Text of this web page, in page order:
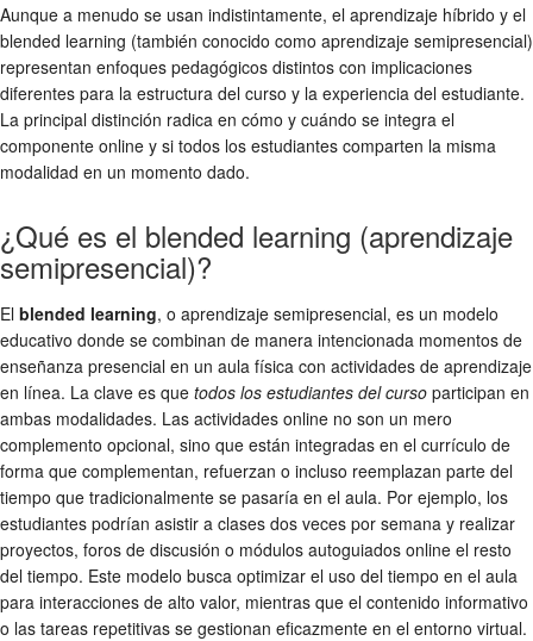
Aunque a menudo se usan indistintamente, el aprendizaje híbrido y el
blended learning (también conocido como aprendizaje semipresencial)
representan enfoques pedagógicos distintos con implicaciones
diferentes para la estructura del curso y la experiencia del estudiante.
La principal distinción radica en cómo y cuándo se integra el
componente online y si todos los estudiantes comparten la misma
modalidad en un momento dado.
¿Qué es el blended learning (aprendizaje
semipresencial)?
El blended learning, o aprendizaje semipresencial, es un modelo
educativo donde se combinan de manera intencionada momentos de
enseñanza presencial en un aula física con actividades de aprendizaje
en línea. La clave es que todos los estudiantes del curso participan en
ambas modalidades. Las actividades online no son un mero
complemento opcional, sino que están integradas en el currículo de
forma que complementan, refuerzan o incluso reemplazan parte del
tiempo que tradicionalmente se pasaría en el aula. Por ejemplo, los
estudiantes podrían asistir a clases dos veces por semana y realizar
proyectos, foros de discusión o módulos autoguiados online el resto
del tiempo. Este modelo busca optimizar el uso del tiempo en el aula
para interacciones de alto valor, mientras que el contenido informativo
o las tareas repetitivas se gestionan eficazmente en el entorno virtual.